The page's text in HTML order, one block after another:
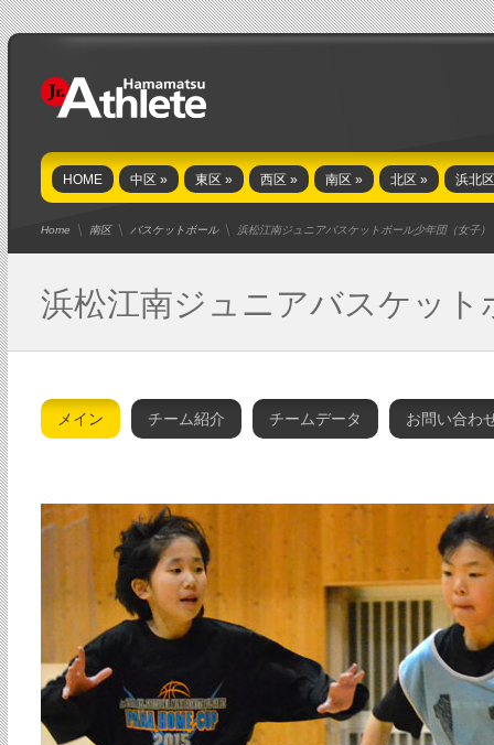
HOME 中区 » 東区 » 西区 » 南区 » 北区 » 浜北区
Home 南区 バスケットボール 浜松江南ジュニアバスケットボール少年団（女子）
浜松江南ジュニアバスケット
困難を吹き飛ばす、明るさと前向きさ。
メイン
チーム紹介 チームデータ お問い合わ